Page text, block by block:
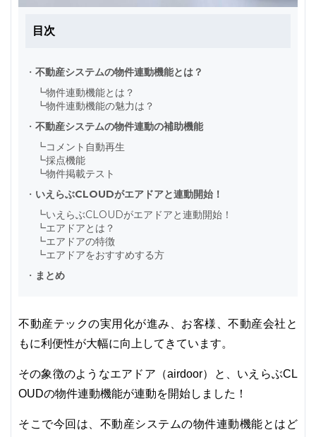
目次
・ 不動産システムの物件連動機能とは？
┗物件連動機能とは？
┗物件連動機能の魅力は？
・ 不動産システムの物件連動の補助機能
┗コメント自動再生
┗採点機能
┗物件掲載テスト
・ いえらぶCLOUDがエアドアと連動開始！
┗いえらぶCLOUDがエアドアと連動開始！
┗エアドアとは？
┗エアドアの特徴
┗エアドアをおすすめする方
・ まとめ
不動産テックの実用化が進み、お客様、不動産会社と
もに利便性が大幅に向上してきています。
その象徴のようなエアドア（airdoor）と、いえらぶCL
OUDの物件連動機能が連動を開始しました！
そこで今回は、不動産システムの物件連動機能とはど